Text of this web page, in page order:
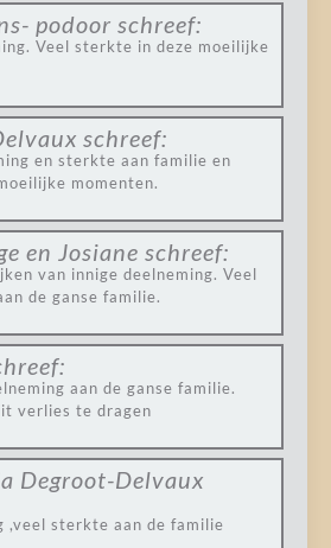
podoor schreef:
Veel sterkte in deze moeilijke
schreef:
en sterkte aan familie en
momenten.
en Josiane schreef:
van innige deelneming. Veel
de ganse familie.
aan de ganse familie.
verlies te dragen
Degroot-Delvaux
,veel sterkte aan de familie